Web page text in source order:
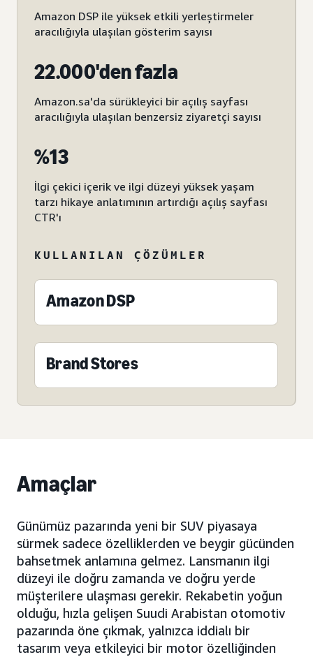
Amazon DSP ile yüksek etkili yerleştirmeler
aracılığıyla ulaşılan gösterim sayısı
22.000'den fazla
Amazon.sa'da sürükleyici bir açılış sayfası
aracılığıyla ulaşılan benzersiz ziyaretçi sayısı
%13
İlgi çekici içerik ve ilgi düzeyi yüksek yaşam
tarzı hikaye anlatımının artırdığı açılış sayfası
CTR'ı
KULLANILAN ÇÖZÜMLER
Amazon DSP
Brand Stores
Amaçlar
Günümüz pazarında yeni bir SUV piyasaya
sürmek sadece özelliklerden ve beygir gücünden
bahsetmek anlamına gelmez. Lansmanın ilgi
düzeyi ile doğru zamanda ve doğru yerde
müşterilere ulaşması gerekir. Rekabetin yoğun
olduğu, hızla gelişen Suudi Arabistan otomotiv
pazarında öne çıkmak, yalnızca iddialı bir
tasarım veya etkileyici bir motor özelliğinden